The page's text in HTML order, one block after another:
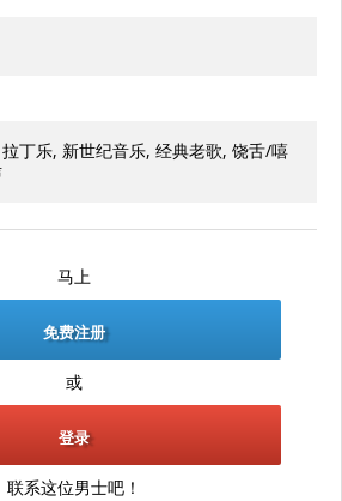
丁乐, 新世纪音乐, 经典老歌, 饶舌/嘻
马上
免费注册
或
登录
联系这位男士吧！